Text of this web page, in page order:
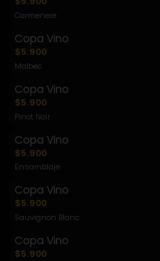
Carmenere
Copa Vino
$5.900
Malbec
Copa Vino
$5.900
Pinot Noir
Copa Vino
$5.900
Ensamblaje
Copa Vino
$5.900
Sauvignon Blanc
Copa Vino
$5.900